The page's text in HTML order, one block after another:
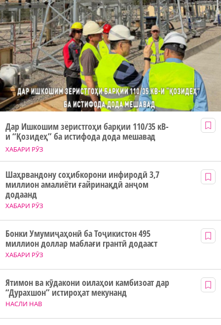
ХАБАРИ РӮЗ
Дар Ишкошим зеристгоҳи барқии 110/35 кВ-
и “Қозидеҳ” ба истифода дода мешавад
ХАБАРИ РӮЗ
Шаҳрвандону соҳибкорони инфиродӣ 3,7
миллион амалиёти ғайринақдӣ анҷом
додаанд
ХАБАРИ РӮЗ
Бонки Умумиҷаҳонӣ ба Тоҷикистон 495
миллион доллар маблағи грантӣ додааст
НАСЛИ НАВ
Ятимон ва кӯдакони оилаҳои камбизоат дар
“Дурахшон” истироҳат мекунанд